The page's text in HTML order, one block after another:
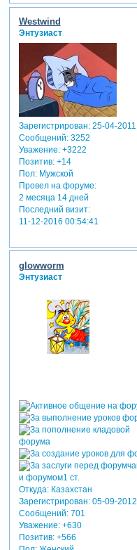
Westwind
Энтузиаст
Зарегистрирован: 25-04-2011
Сообщений:3252
Уважение: +3222
Позитив: +14
Пол:Мужской
Провел на форуме:
2 месяца 14 дней
Последний визит:
11-12-2016 00:54:41
glowworm
Энтузиаст
Откуда:Казахстан
Зарегистрирован: 05-09-2012
Сообщений:701
Уважение: +630
Позитив: +566